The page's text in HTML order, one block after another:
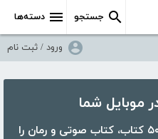
دسته‌ها جستجو
ورود / ثبت نام
با اپلیکیشن کتابراه، بیش از ۵۰،۰۰۰ کتاب، کتاب صوتی و رمان را